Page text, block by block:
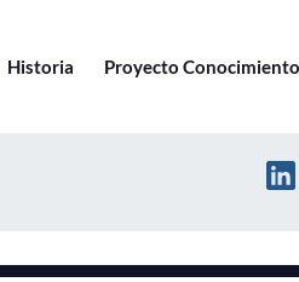
Historia Proyecto